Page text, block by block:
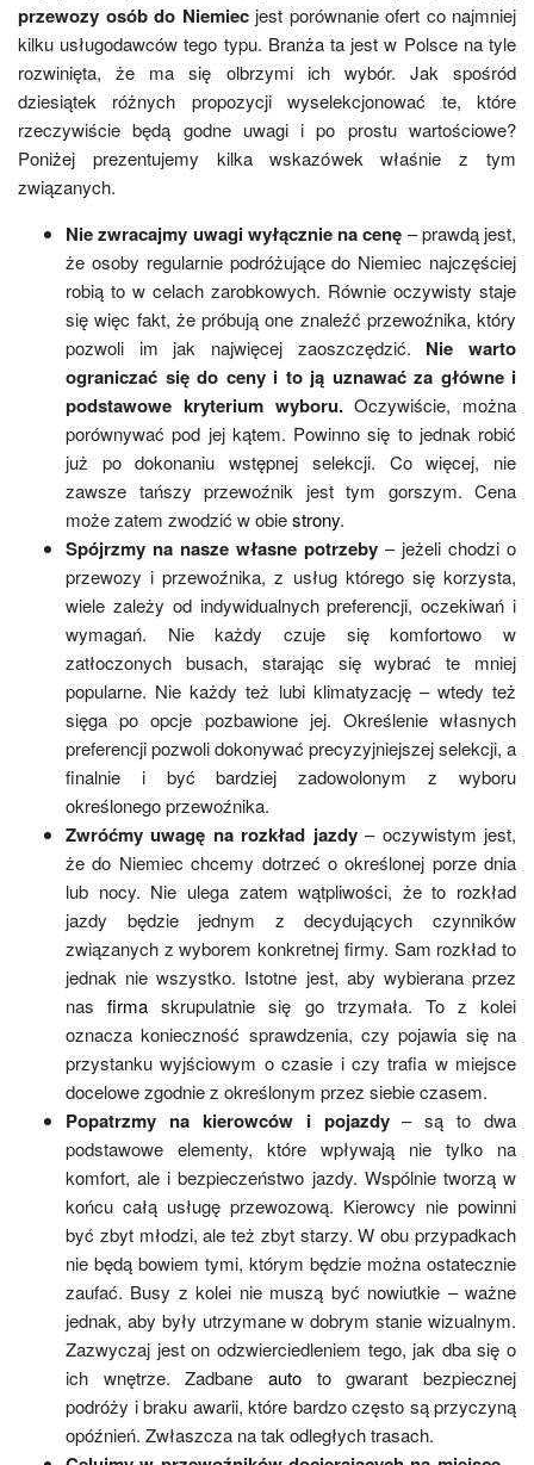
przewozy osób do Niemiecjest porównanie ofert co najmniej
kilku usługodawców tego typu. Branża ta jest w Polsce na tyle
rozwinięta, że ma się olbrzymi ich wybór. Jak spośród
dziesiątek różnych propozycji wyselekcjonować te, które
rzeczywiście będą godne uwagi i po prostu wartościowe?
Poniżej prezentujemy kilka wskazówek właśnie z tym
związanych.
Nie zwracajmy uwagi wyłącznie na cenę – prawdą jest,
że osoby regularnie podróżujące do Niemiec najczęściej
robią to w celach zarobkowych. Równie oczywisty staje
się więc fakt, że próbują one znaleźć przewoźnika, który
pozwoli im jak najwięcej zaoszczędzić. Nie warto
ograniczać się do ceny i to ją uznawać za główne i
podstawowe kryterium wyboru.Oczywiście, można
porównywać pod jej kątem. Powinno się to jednak robić
już po dokonaniu wstępnej selekcji. Co więcej, nie
zawsze tańszy przewoźnik jest tym gorszym. Cena
może zatem zwodzić w obiestrony.
Spójrzmy na nasze własne potrzeby – jeżeli chodzi o
przewozy i przewoźnika, z usług którego się korzysta,
wiele zależy od indywidualnych preferencji, oczekiwań i
wymagań. Nie każdy czuje się komfortowo w
zatłoczonych busach, starając się wybrać te mniej
popularne. Nie każdy też lubi klimatyzację – wtedy też
sięga po opcje pozbawione jej. Określenie własnych
preferencji pozwoli dokonywać precyzyjniejszej selekcji, a
finalnie i być bardziej zadowolonym z wyboru
określonego przewoźnika.
Zwróćmy uwagę na rozkład jazdy– oczywistym jest,
że do Niemiec chcemy dotrzeć o określonej porze dnia
lub nocy. Nie ulega zatem wątpliwości, że to rozkład
jazdy będzie jednym z decydujących czynników
związanych z wyborem konkretnej firmy. Sam rozkład to
jednak nie wszystko. Istotne jest, aby wybierana przez
nasfirma skrupulatnie się go trzymała. To z kolei
oznacza konieczność sprawdzenia, czy pojawia się na
przystanku wyjściowym o czasie i czy trafia w miejsce
docelowe zgodnie z określonym przez siebie czasem.
Popatrzmy na kierowców i pojazdy– są to dwa
podstawowe elementy, które wpływają nie tylko na
komfort, ale i bezpieczeństwo jazdy. Wspólnie tworzą w
końcu całą usługę przewozową. Kierowcy nie powinni
być zbyt młodzi, ale też zbyt starzy. W obu przypadkach
nie będą bowiem tymi, którym będzie można ostatecznie
zaufać. Busy z kolei nie muszą być nowiutkie – ważne
jednak, aby były utrzymane w dobrym stanie wizualnym.
Zazwyczaj jest on odzwierciedleniem tego, jak dba się o
ich wnętrze. Zadbane auto to gwarant bezpiecznej
podróży i braku awarii, które bardzo często są przyczyną
opóźnień. Zwłaszcza na tak odległych trasach.